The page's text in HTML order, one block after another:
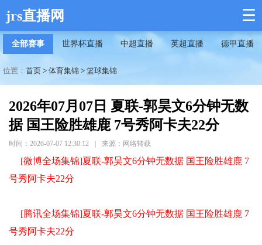
jrs直播网 ☰
全部赛事 世界杯直播 中超直播 英超直播 德甲直播
位置： 首页 > 体育集锦 > 篮球集锦
2026年07月07日 夏联-郭昊文6分钟无数
据 国王险胜雄鹿 7号秀阿卡夫22分
时间：2026-07-07 12:30:12 来源：网络转载
[微博全场集锦]夏联-郭昊文6分钟无数据 国王险胜雄鹿 7
号秀阿卡夫22分
[腾讯全场集锦]夏联-郭昊文6分钟无数据 国王险胜雄鹿 7
号秀阿卡夫22分